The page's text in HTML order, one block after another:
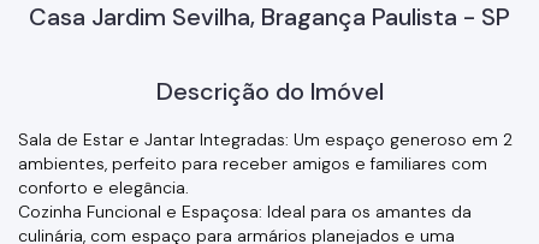
Casa Jardim Sevilha, Bragança Paulista - SP
Descrição do Imóvel
Sala de Estar e Jantar Integradas: Um espaço generoso em 2
ambientes, perfeito para receber amigos e familiares com
conforto e elegância.
Cozinha Funcional e Espaçosa: Ideal para os amantes da
culinária, com espaço para armários planejados e uma